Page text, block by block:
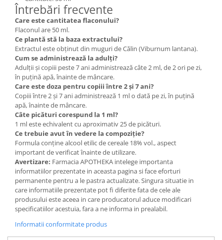
Întrebări frecvente
Care este cantitatea flaconului?
Flaconul are 50 ml.
Ce plantă stă la baza extractului?
Extractul este obținut din muguri de Călin (Viburnum lantana).
Cum se administrează la adulți?
Adulții și copiii peste 7 ani administrează câte 2 ml, de 2 ori pe zi,
în puțină apă, înainte de mâncare.
Care este doza pentru copiii între 2 și 7 ani?
Copiii între 2 și 7 ani administrează 1 ml o dată pe zi, în puțină
apă, înainte de mâncare.
Câte picături corespund la 1 ml?
1 ml este echivalent cu aproximativ 25 de picături.
Ce trebuie avut în vedere la compoziție?
Formula conține alcool etilic de cereale 18% vol., aspect
important de verificat înainte de utilizare.
Avertizare: Farmacia APOTHEKA intelege importanta
informatiilor prezentate in aceasta pagina si face eforturi
permanente pentru a le pastra actualizate. Singura situatie in
care informatiile prezentate pot fi diferite fata de cele ale
produsului este aceea in care producatorul aduce modificari
specificatiilor acestuia, fara a ne informa in prealabil.
Informatii conformitate produs